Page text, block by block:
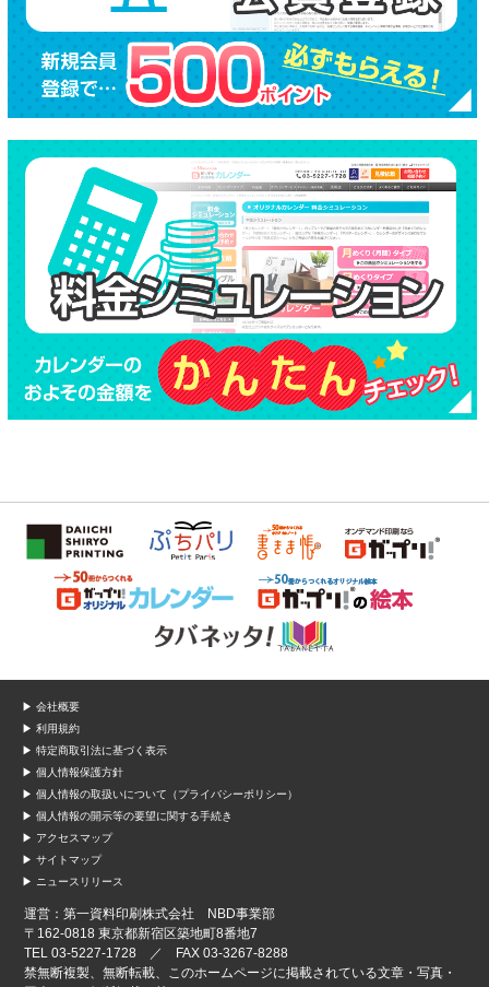
▶ 会社概要
▶ 利用規約
▶ 特定商取引法に基づく表示
▶ 個人情報保護方針
▶ 個人情報の取扱いについて（プライバシーポリシー）
▶ 個人情報の開示等の要望に関する手続き
▶ アクセスマップ
▶ サイトマップ
▶ ニュースリリース
運営：第一資料印刷株式会社 NBD事業部
〒162-0818 東京都新宿区築地町8番地7
TEL 03-5227-1728 ／ FAX 03-3267-8288
禁無断複製、無断転載、このホームページに掲載されている文章・写真・